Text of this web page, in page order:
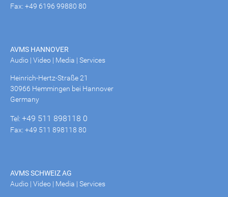
Fax: +49 6196 99880 80
AVMS HANNOVER
Audio | Video | Media | Services
Heinrich-Hertz-Straße 21
30966 Hemmingen bei Hannover
Germany
Tel: +49 511 898118 0
Fax: +49 511 898118 80
AVMS SCHWEIZ AG
Audio | Video | Media | Services